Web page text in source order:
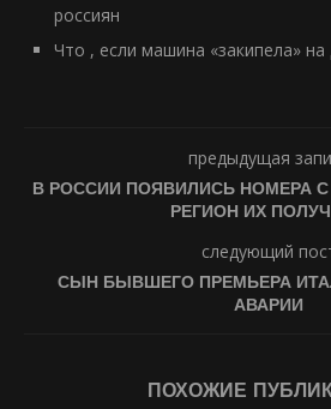
россиян
Что , если машина «закипела» на
предыдущая
В РОССИИ ПОЯВИЛИСЬ НОМЕРА
РЕГИОН ИХ
следующий
СЫН БЫВШЕГО ПРЕМЬЕРА
АВАРИИ
ПОХОЖИЕ